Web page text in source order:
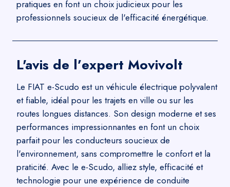
pratiques en font un choix judicieux pour les
professionnels soucieux de l'efficacité énergétique.
L'avis de l’expert Movivolt
Le FIAT e-Scudo est un véhicule électrique polyvalent
et fiable, idéal pour les trajets en ville ou sur les
routes longues distances. Son design moderne et ses
performances impressionnantes en font un choix
parfait pour les conducteurs soucieux de
l'environnement, sans compromettre le confort et la
praticité. Avec le e-Scudo, alliez style, efficacité et
technologie pour une expérience de conduite